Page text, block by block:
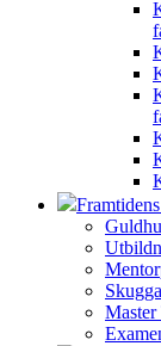
Master